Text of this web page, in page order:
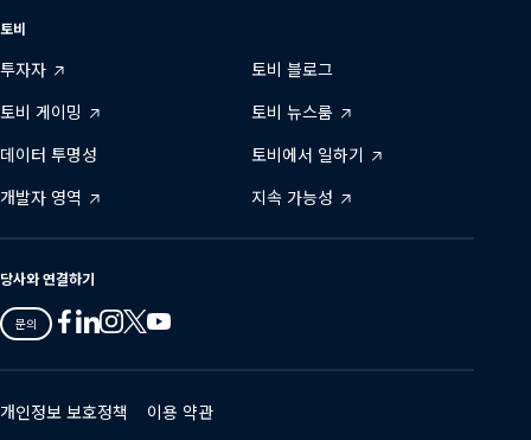
토비
투자자
토비 블로그
토비 게이밍
토비 뉴스룸
데이터 투명성
토비에서 일하기
개발자 영역
지속 가능성
당사와 연결하기
문의
Tobii
on
Facebook
Tobii
on
Linkedin
Tobii
on
Instagram
Tobii
on
Twitter
Tobii
on
Youtube
개인정보 보호정책
이용 약관